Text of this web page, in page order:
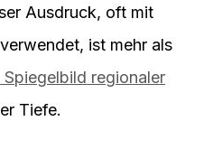
Ausdruck, oft mit
ist mehr als
Spiegelbild regionaler
Tiefe.